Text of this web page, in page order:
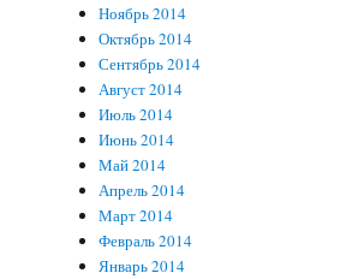
Ноябрь 2014
Октябрь 2014
Сентябрь 2014
Август 2014
Июль 2014
Июнь 2014
Май 2014
Апрель 2014
Март 2014
Февраль 2014
Январь 2014